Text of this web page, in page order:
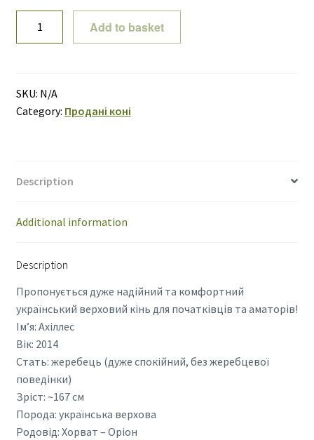
Add to basket
SKU: N/A
Category: Продані коні
Description
Additional information
Description
Пропонується дуже надійний та комфортний
український верховий кінь для початківців та аматорів!
Ім’я: Ахіллес
Вік: 2014
Стать: жеребець (дуже спокійний, без жеребцевої
поведінки)
Зріст: ~167 см
Порода: українська верхова
Родовід: Хорват – Оріон